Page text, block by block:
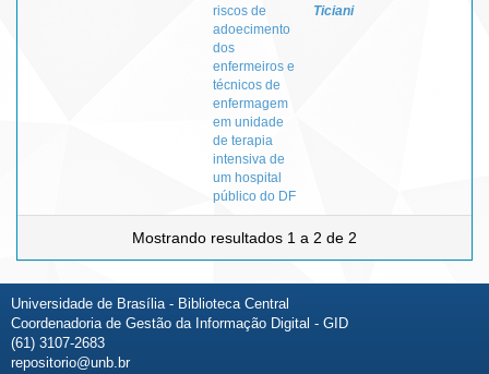
riscos de
adoecimento
dos
enfermeiros e
técnicos de
enfermagem
em unidade
de terapia
intensiva de
um hospital
público do DF
Ticiani
Mostrando resultados 1 a 2 de 2
Universidade de Brasília - Biblioteca Central
Coordenadoria de Gestão da Informação Digital - GID
(61) 3107-2683
repositorio@unb.br